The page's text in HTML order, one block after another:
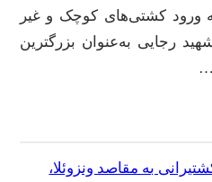
ورود کشتی‌های کوچک و غیر
شهید رجایی به‌عنوان بزرگترین